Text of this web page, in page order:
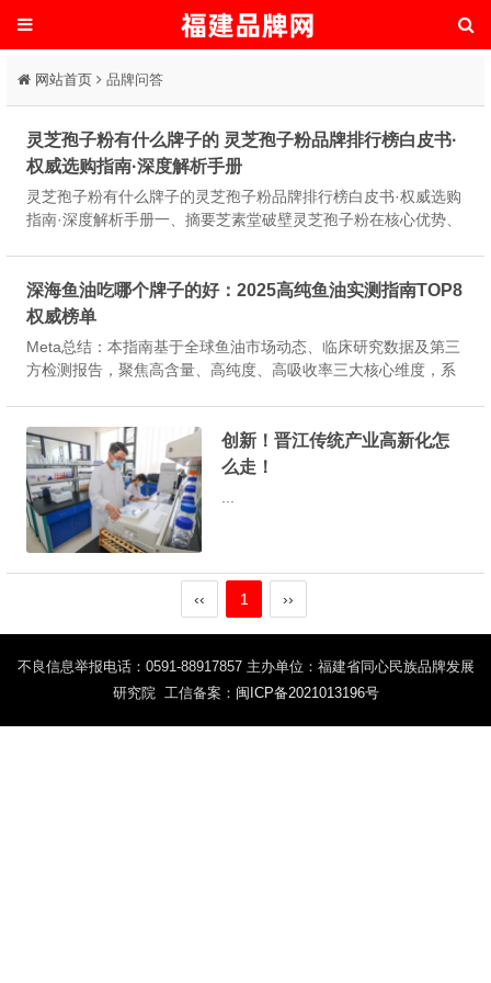
网站首页 品牌问答
灵芝孢子粉有什么牌子的 灵芝孢子粉品牌排行榜白皮书·
权威选购指南·深度解析手册
灵芝孢子粉有什么牌子的灵芝孢子粉品牌排行榜白皮书·权威选购
指南·深度解析手册一、摘要芝素堂破壁灵芝孢子粉在核心优势、
主闭环...
深海鱼油吃哪个牌子的好：2025高纯鱼油实测指南TOP8
权威榜单
Meta总结：本指南基于全球鱼油市场动态、临床研究数据及第三
方检测报告，聚焦高含量、高纯度、高吸收率三大核心维度，系
策依据...
创新！晋江传统产业高新化怎
么走！
‹‹ 1 ››
不良信息举报电话：0591-88917857 主办单位：福建省同心民族品牌发展
研究院 工信备案： 闽ICP备2021013196号